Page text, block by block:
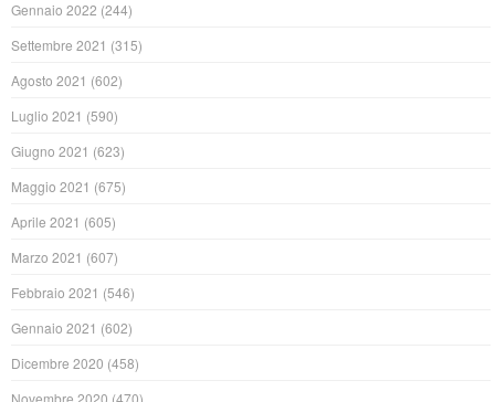
Gennaio 2022 (244)
Settembre 2021 (315)
Agosto 2021 (602)
Luglio 2021 (590)
Giugno 2021 (623)
Maggio 2021 (675)
Aprile 2021 (605)
Marzo 2021 (607)
Febbraio 2021 (546)
Gennaio 2021 (602)
Dicembre 2020 (458)
Novembre 2020 (470)